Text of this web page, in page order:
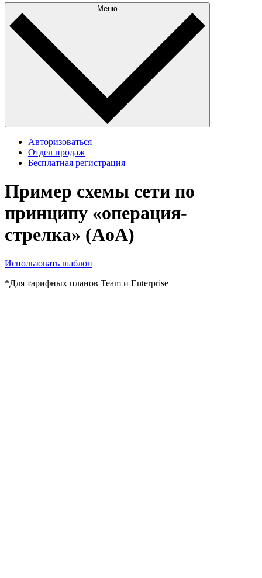
Меню
Авторизоваться
Отдел продаж
Бесплатная регистрация
Пример схемы сети по
принципу «операция-
стрелка» (AoA)
Использовать шаблон
*Для тарифных планов Team и Enterprise